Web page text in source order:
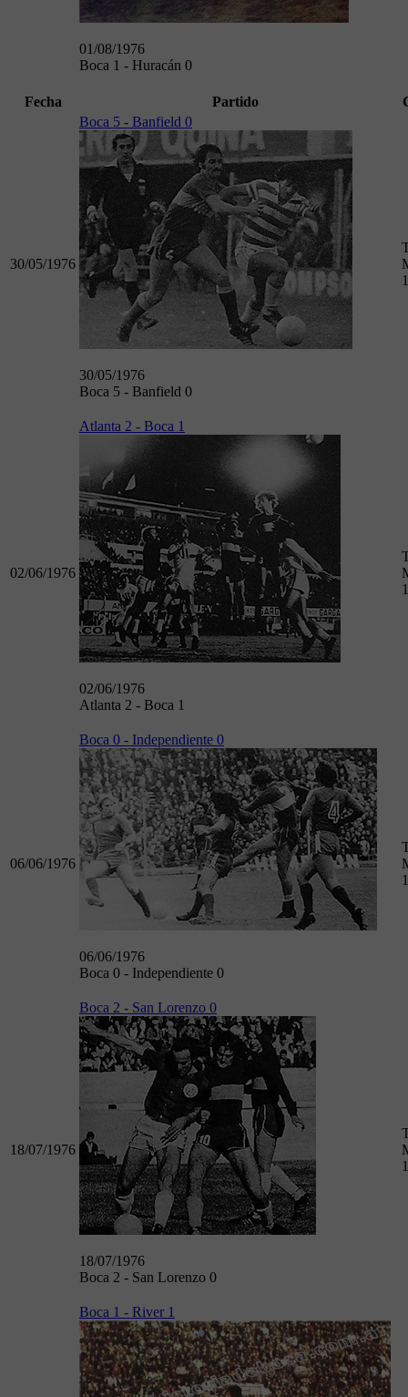
01/08/1976
Boca 1 - Huracán 0
Fecha Partido
30/05/1976
Boca 5 - Banfield 0
30/05/1976
Boca 5 - Banfield 0
02/06/1976
Atlanta 2 - Boca 1
02/06/1976
Atlanta 2 - Boca 1
06/06/1976
Boca 0 - Independiente 0
06/06/1976
Boca 0 - Independiente 0
18/07/1976
Boca 2 - San Lorenzo 0
18/07/1976
Boca 2 - San Lorenzo 0
Boca 1 - River 1